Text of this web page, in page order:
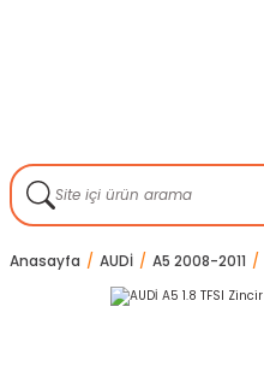
Anasayfa AUDİ A5 2008-2011